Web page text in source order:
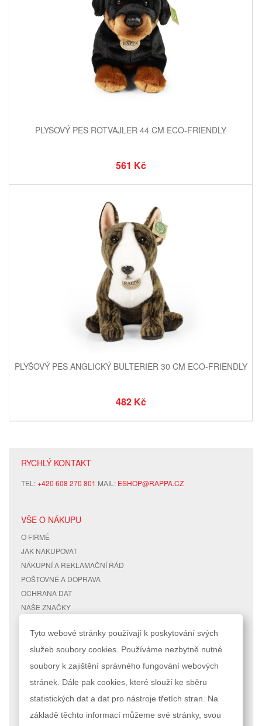
PLYŠOVÝ PES ROTVAJLER 44 CM ECO-FRIENDLY
561 Kč
PLYŠOVÝ PES ANGLICKÝ BULTERIER 30 CM ECO-FRIENDLY
482 Kč
RYCHLÝ KONTAKT
TEL:+420 608 270 801 MAIL: ESHOP@RAPPA.CZ
VŠE O NÁKUPU
O FIRMĚ
JAK NAKUPOVAT
NÁKUPNÍ A REKLAMAČNÍ ŘÁD
POŠTOVNÉ A DOPRAVA
OCHRANA DAT
NAŠE ZNAČKY
RYCHLÉ ODKAZY
MAPA STRÁNEK
VYHLEDÁVANÉ TERMÍNY
POKROČILÉ VYHLEDÁVÁNÍ
ÚČET
MŮJ ÚČET
STAV OBJEDNÁVKY
Tyto webové stránky používají k poskytování svých
služeb soubory cookies. Používáme nezbytně nutné
soubory k zajištění správného fungování webových
stránek. Dále pak cookies, které slouží ke sběru
statistických dat a dat pro nástroje třetích stran. Na
základě těchto informací můžeme své stránky, svou